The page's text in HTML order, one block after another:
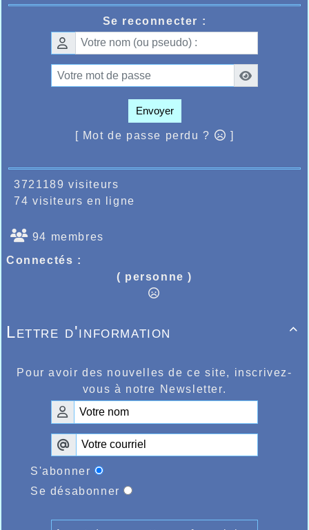
Se reconnecter :
Envoyer
[ Mot de passe perdu ? ]
3721189 visiteurs
74 visiteurs en ligne
94 membres
Connectés :
( personne )

Lettre d'information
Pour avoir des nouvelles de ce site, inscrivez-
vous à notre Newsletter.
S'abonner
Se désabonner